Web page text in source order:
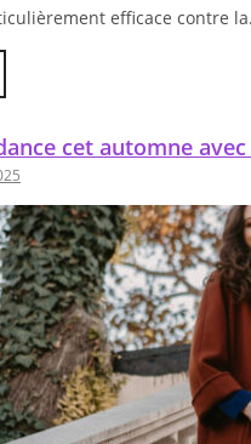
efficace contre
cet automne